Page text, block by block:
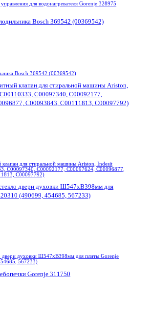
для водонагревателя Gorenje 328975
Bosch 369542 (00369542)
клапан для стиральной машины Ariston, Indesit
C00097340, C00092177, C00097624, C00096877,
C00097792)
двери духовки Ш547хВ398мм для плиты Gorenje
567233)